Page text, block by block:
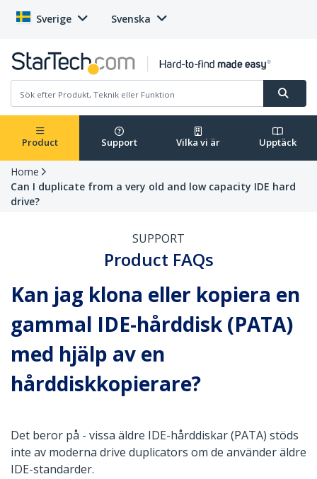
Sverige Svenska
Product Support Vilka vi är Upptäck
Home
Can I duplicate from a very old and low capacity IDE hard
drive?
SUPPORT
Product FAQs
Kan jag klona eller kopiera en
gammal IDE-hårddisk (PATA)
med hjälp av en
hårddiskkopierare?
Det beror på - vissa äldre IDE-hårddiskar (PATA) stöds
inte av moderna drive duplicators om de använder äldre
IDE-standarder.